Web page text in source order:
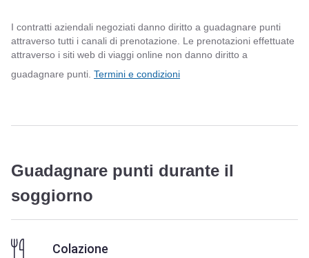
I contratti aziendali negoziati danno diritto a guadagnare punti
attraverso tutti i canali di prenotazione. Le prenotazioni effettuate
attraverso i siti web di viaggi online non danno diritto a
guadagnare punti. Termini e condizioni
Guadagnare punti durante il
soggiorno
Colazione